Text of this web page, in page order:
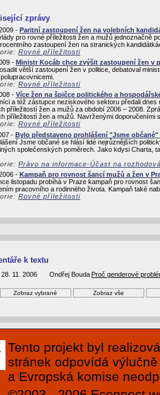
zprávy
- Paritní zastoupení žen na volebních
pro rovné příležitosti žen a mužů jednoznačně
zastoupení žen na stranických
Rovné příležitosti
- Ministr Kocáb chce zvýšit zastoupení žen v
větší zastoupení žen v politice, debatoval
Rovné příležitosti
- Více žen na špičce politického a
a též zástupce neziskového sektoru předali
příležitostí žen a mužů za období 2006 – 2008.
příležitostí žen a mužů. Navrženými doporučeními
Rovné příležitosti
- Bylo představeno prohlášení "Jsme
Jsme občané se hlásí lidé nejrůznějších
společenských poměrech. Jako kdysi Charta,
Právo na informace-Účast na
- Kampaň pro rovnost šancí mužů a žen v
listopadu probíhá v Praze kampaň pro rovnost
pracovního a rodinného života. Kampaň také
Rovné příležitosti
k textu
28. 11. 2006 Ondřej Bouda Proč genderové
Tento projekt byl
stránek odpovídá
a Evropská komise